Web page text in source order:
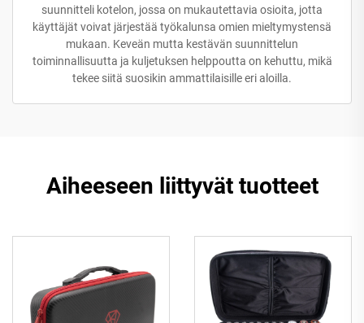
suunnitteli kotelon, jossa on mukautettavia osioita, jotta
käyttäjät voivat järjestää työkalunsa omien mieltymystensä
mukaan. Keveän mutta kestävän suunnittelun
toiminnallisuutta ja kuljetuksen helppoutta on kehuttu, mikä
tekee siitä suosikin ammattilaisille eri aloilla.
Aiheeseen liittyvät tuotteet